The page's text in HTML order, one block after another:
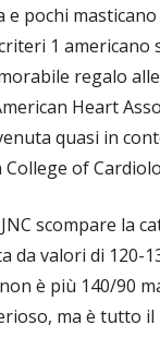
pochi
1 americano
regalo
Heart
quasi in
of
scompare la
da valori di 120-
è più 140/90
ma è tutto il